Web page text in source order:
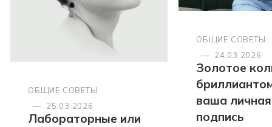
ОБЩИЕ СОВЕТЫ
—
25.03.2026
Лабораторные или
ОБЩИЕ СОВЕТЫ
—
24.03.2026
Золотое
ваша личная
подпись